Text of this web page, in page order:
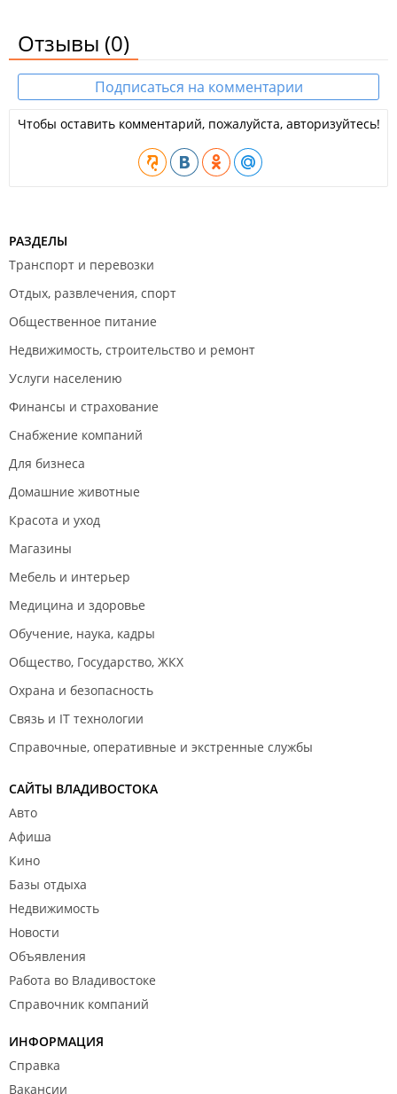
Отзывы (0)
Подписаться на комментарии
Чтобы оставить комментарий, пожалуйста, авторизуйтесь!
РАЗДЕЛЫ
Транспорт и перевозки
Отдых, развлечения, спорт
Общественное питание
Недвижимость, строительство и ремонт
Услуги населению
Финансы и страхование
Снабжение компаний
Для бизнеса
Домашние животные
Красота и уход
Магазины
Мебель и интерьер
Медицина и здоровье
Обучение, наука, кадры
Общество, Государство, ЖКХ
Охрана и безопасность
Связь и IT технологии
Справочные, оперативные и экстренные службы
САЙТЫ ВЛАДИВОСТОКА
Авто
Афиша
Кино
Базы отдыха
Недвижимость
Новости
Объявления
Работа во Владивостоке
Справочник компаний
ИНФОРМАЦИЯ
Справка
Вакансии